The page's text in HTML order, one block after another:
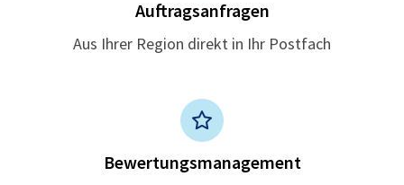
Auftragsanfragen
Aus Ihrer Region direkt in Ihr Postfach
Bewertungsmanagement